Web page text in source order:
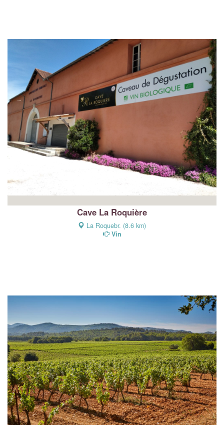
Cave La Roquière
La Roquebr. (8.6 km)
Vin